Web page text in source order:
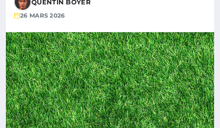
QUENTIN BOYER
26 MARS 2026